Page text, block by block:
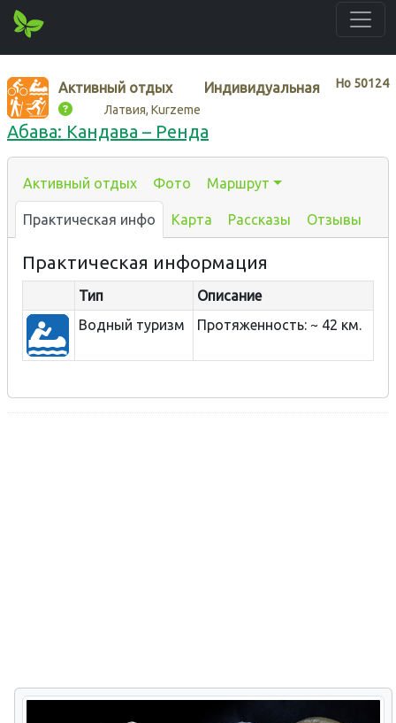
Нo 50124
Активный отдых Индивидуальная
Латвия, Kurzeme
Абава: Кандава – Ренда
Активный отдых Фото Маршрут
Практическая инфо Карта Рассказы Отзывы
Практическая информация
Тип
Описание
Водный туризм
Протяженность: ~ 42 км.